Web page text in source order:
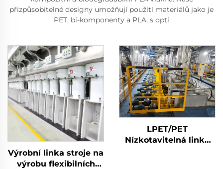
přizpůsobitelné designy umožňují použití materiálů jako je
PET, bi-komponenty a PLA, s opti
Výrobní linka stroje na
výrobu flexibilních
LPET/PET
Nízkotavitelná linka